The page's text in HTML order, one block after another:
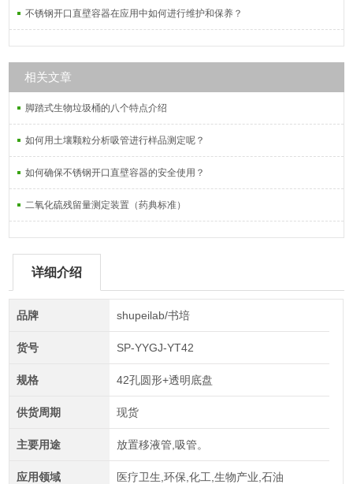
不锈钢开口直壁容器在应用中如何进行维护和保养？
相关文章
脚踏式生物垃圾桶的八个特点介绍
如何用土壤颗粒分析吸管进行样品测定呢？
如何确保不锈钢开口直壁容器的安全使用？
二氧化硫残留量测定装置（药典标准）
详细介绍
品牌 shupeilab/书培
货号 SP-YYGJ-YT42
规格 42孔圆形+透明底盘
供货周期 现货
主要用途 放置移液管,吸管。
应用领域 医疗卫生,环保,化工,生物产业,石油